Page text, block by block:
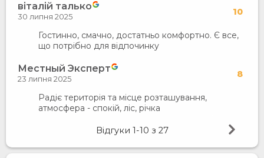
віталій талько 10
30 липня 2025
Гостинно, смачно, достатньо комфортно. Є все,
що потрібно для відпочинку
Местный Эксперт 8
23 липня 2025
Радіє територія та місце розташування,
атмосфера - спокій, ліс, річка
Відгуки 1-10 з 27